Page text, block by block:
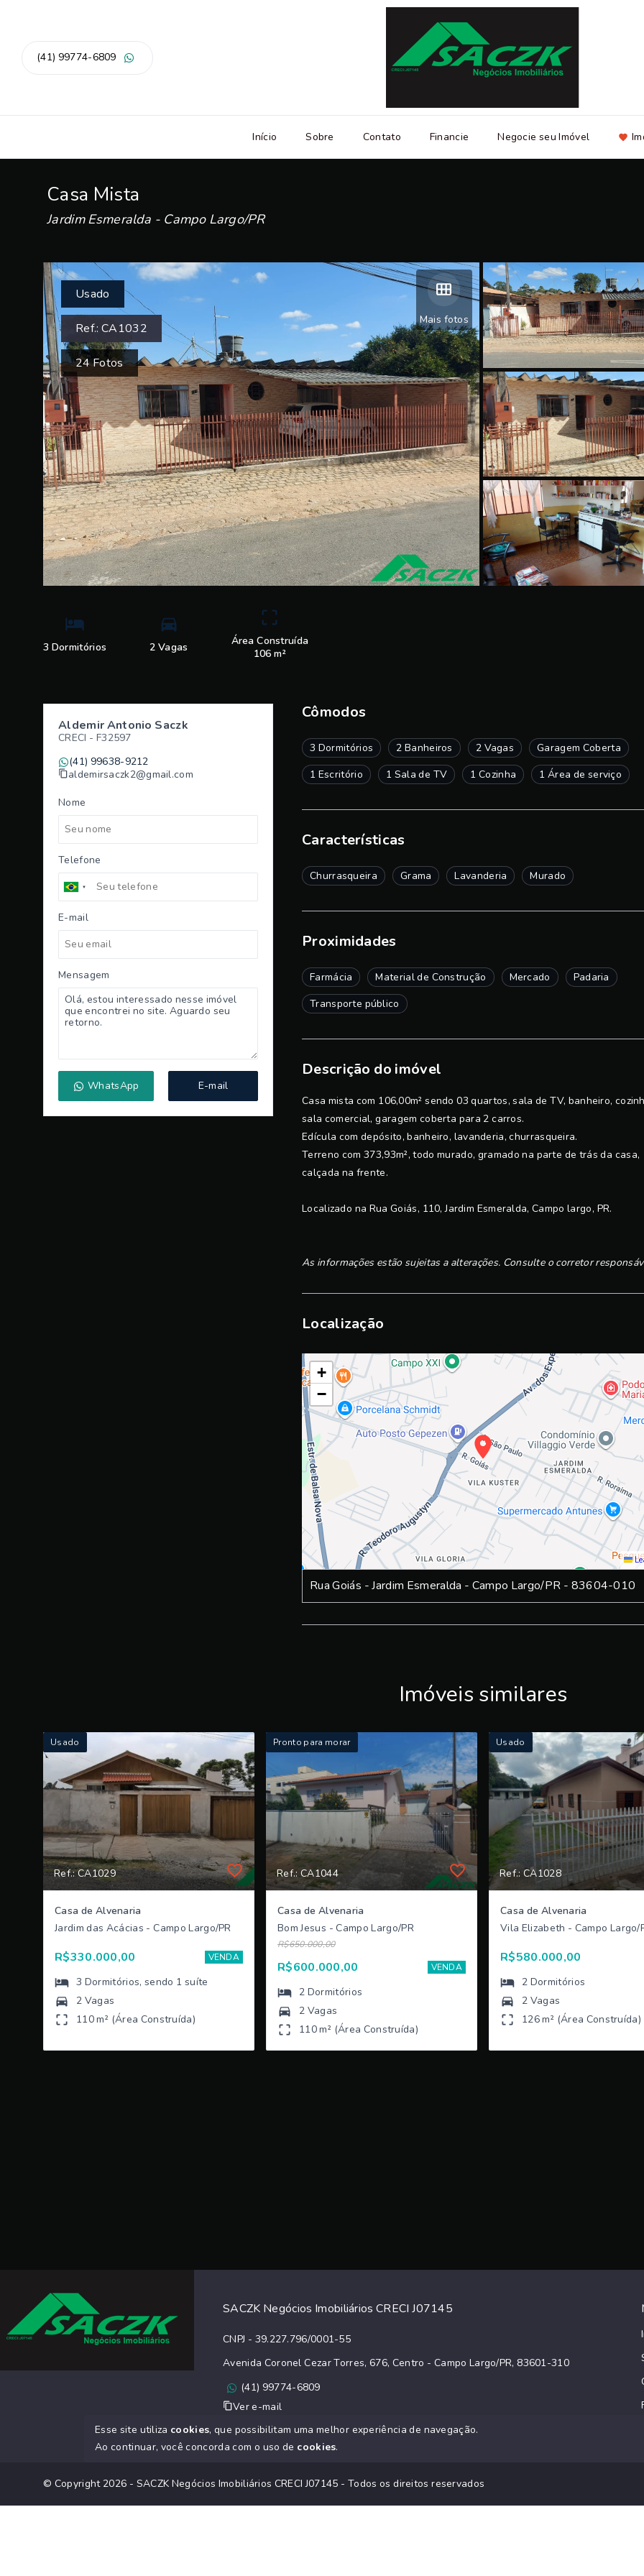
(41) 99774-6809
Início Sobre Contato Financie Negocie seu Imóvel
Casa Mista
Jardim Esmeralda - Campo Largo/PR
Mais fotos
Usado
Ref.:CA1032
24Fotos
3 Dormitórios 2 Vagas
Área Construída
106 m²
Aldemir Antonio Saczk
CRECI - F32597
(41) 99638-9212
aldemirsaczk2@gmail.com
Nome
Telefone
E-mail
Mensagem
WhatsApp E-mail
Cômodos
3 Dormitórios 2 Banheiros 2 Vagas
Garagem Coberta
1 Escritório
1 Sala de TV 1 Cozinha 1 Área de serviço
Características
Churrasqueira Grama Lavanderia Murado
Proximidades
Farmácia Material de Construção Mercado
Padaria
Transporte público
Descrição do imóvel
Casa mista com 106,00m² sendo 03 quartos, sala de TV, banheiro,
sala comercial, garagem coberta para 2 carros.
Edícula com depósito, banheiro, lavanderia, churrasqueira.
Terreno com 373,93m², todo murado, gramado na parte de trás da casa,
calçada na frente.
Localizado na Rua Goiás, 110, Jardim Esmeralda, Campo largo, PR.
As informações estão sujeitas a alterações. Consulte o corretor
Localização
+
−
Rua Goiás - Jardim Esmeralda - Campo Largo/PR - 83604-010
Imóveis similares
Usado
Ref.: CA1029
Casa de Alvenaria
Jardim das Acácias - Campo Largo/PR
R$330.000,00 VENDA
3 Dormitórios, sendo 1 suíte
2 Vagas
110 m² (Área Construída)
Pronto para morar
Ref.: CA1044
Casa de Alvenaria
Bom Jesus - Campo Largo/PR
R$650.000,00
R$600.000,00 VENDA
2 Dormitórios
2 Vagas
110 m² (Área Construída)
Usado
Ref.: CA1028
Casa de Alvenaria
Vila Elizabeth - Campo Largo/
R$580.000,00
2 Dormitórios
2 Vagas
126 m² (Área Construída)
SACZK Negócios Imobiliários CRECI J07145
CNPJ - 39.227.796/0001-55
Avenida Coronel Cezar Torres, 676, Centro - Campo Largo/PR, 83601-310
(41) 99774-6809
Ver e-mail
© Copyright 2026 - SACZK Negócios Imobiliários CRECI J07145 - Todos os direitos reservados
Esse site utiliza cookies, que possibilitam uma melhor experiência de navegação.
Ao continuar, você concorda com o uso de cookies.